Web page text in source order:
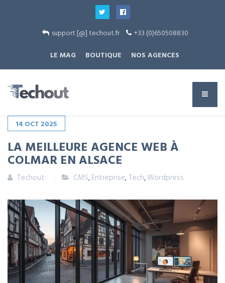
support [@] techout.fr
+33 (0)650508830
LE MAG
BOUTIQUE NOS AGENCES
14 OCT 2025
LA MEILLEURE AGENCE WEB À
COLMAR EN ALSACE
Techout CMS,Entreprise,Tech,Wordpress